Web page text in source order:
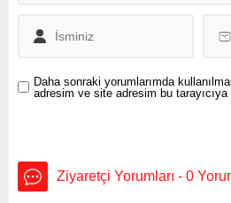
Daha sonraki yorumlarımda
adresim ve site adresim bu tarayıcıya
Ziyaretçi Yorumları - 0